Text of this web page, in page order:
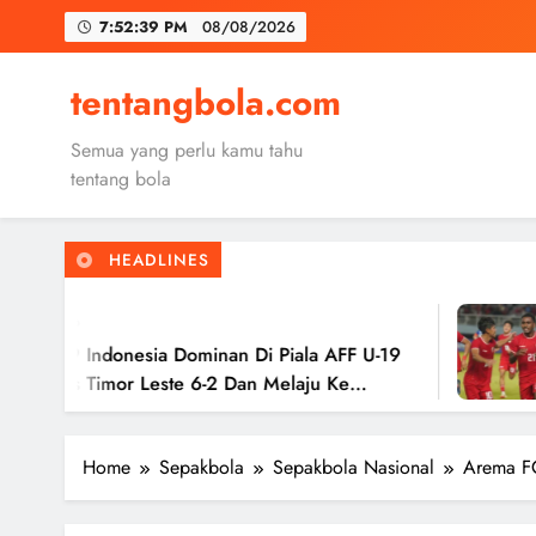
7:52:40 PM 08/08/2026
Malang
Malang
tentangbola.com
Semua yang perlu kamu tahu
tentang bola
HEADLINES
Dominan Di Piala AFF U-19
6-2 Dan Melaju Ke
2 Tahun Ago
Timnas
Hasil
Ke
Home Sepakbola Sepakbola Nasional Arema